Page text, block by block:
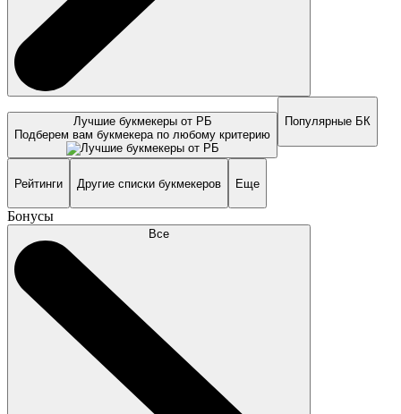
Лучшие букмекеры от РБ
Подберем вам букмекера по любому критерию
Популярные БК
Рейтинги Другие списки букмекеров Еще
Бонусы
Все